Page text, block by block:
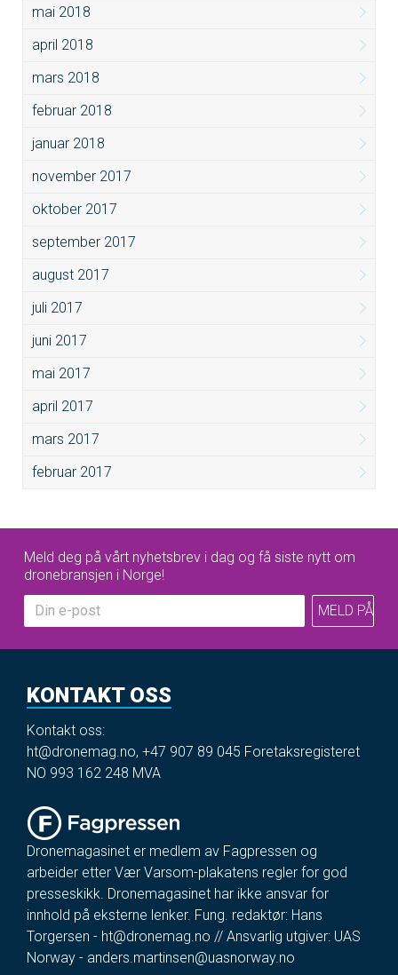
mai 2018
april 2018
mars 2018
februar 2018
januar 2018
november 2017
oktober 2017
september 2017
august 2017
juli 2017
juni 2017
mai 2017
april 2017
mars 2017
februar 2017
Meld deg på vårt nyhetsbrev i dag og få siste nytt om
dronebransjen i Norge!
KONTAKT OSS
Kontakt oss:
ht@dronemag.no, +47 907 89 045 Foretaksregisteret
NO 993 162 248 MVA
Dronemagasinet er medlem av Fagpressen og
arbeider etter Vær Varsom-plakatens regler for god
presseskikk. Dronemagasinet har ikke ansvar for
innhold på eksterne lenker. Fung. redaktør: Hans
Torgersen - ht@dronemag.no // Ansvarlig utgiver: UAS
Norway - anders.martinsen@uasnorway.no